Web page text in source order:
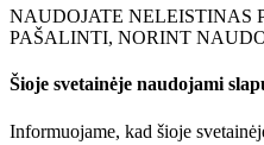
NAUDOJATE NELEISTINAS
PAŠALINTI, NORINT
Šioje svetainėje naudojami
Informuojame, kad šioje